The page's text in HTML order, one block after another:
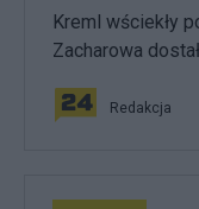
Kreml wściekły
Zacharowa
Redakcja